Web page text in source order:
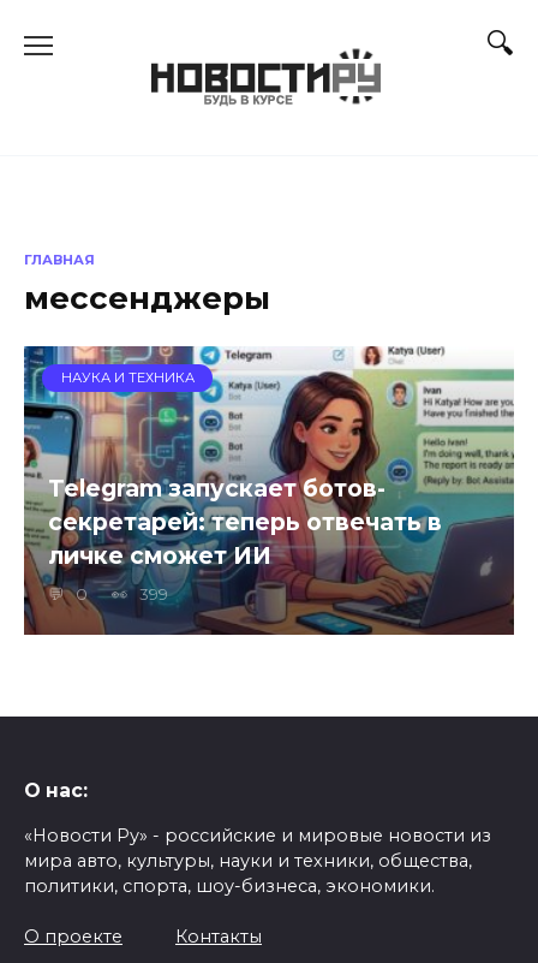
ГЛАВНАЯ
мессенджеры
НАУКА И ТЕХНИКА
Telegram запускает ботов-
секретарей: теперь отвечать в
личке сможет ИИ
0 399
О нас:
«Новости Ру» - российские и мировые новости из
мира авто, культуры, науки и техники, общества,
политики, спорта, шоу-бизнеса, экономики.
О проекте Контакты